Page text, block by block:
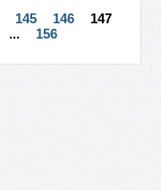
145 146
147
... 156